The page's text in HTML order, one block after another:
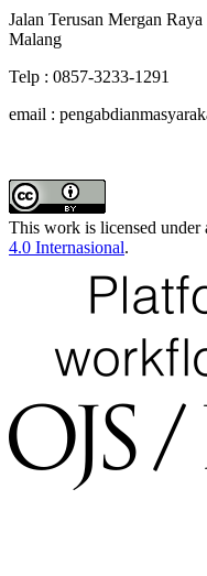
Jalan Terusan Mergan
Malang
Telp : 0857-3233-1291
email :
This work is licensed under
4.0 Internasional.